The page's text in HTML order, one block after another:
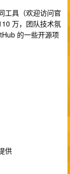
工具（欢迎访问官
万，团队技术氛
的一些开源项
供